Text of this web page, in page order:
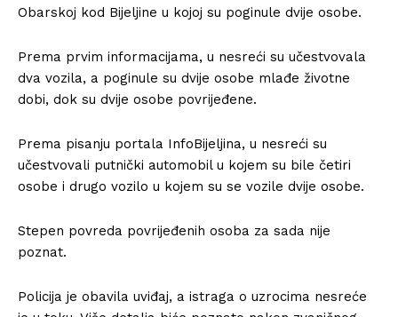
Obarskoj kod Bijeljine u kojoj su poginule dvije osobe.
Prema prvim informacijama, u nesreći su učestvovala
dva vozila, a poginule su dvije osobe mlađe životne
dobi, dok su dvije osobe povrijeđene.
Prema pisanju portala InfoBijeljina, u nesreći su
učestvovali putnički automobil u kojem su bile četiri
osobe i drugo vozilo u kojem su se vozile dvije osobe.
Stepen povreda povrijeđenih osoba za sada nije
poznat.
Policija je obavila uviđaj, a istraga o uzrocima nesreće